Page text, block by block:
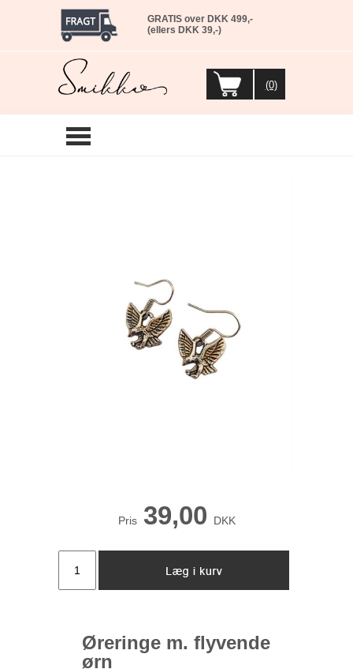
GRATIS over DKK 499,-
(ellers DKK 39,-)
(0)
Pris 39,00 DKK
Øreringe m. flyvende
ørn